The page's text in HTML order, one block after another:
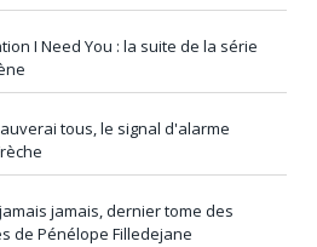
I Need You : la suite de la série
tous, le signal d'alarme
jamais, dernier tome des
de Pénélope Filledejane